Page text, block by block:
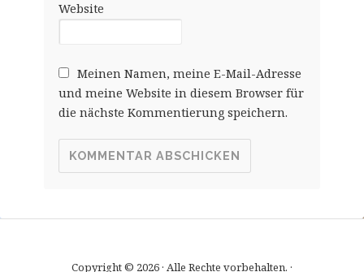
Website
Meinen Namen, meine E-Mail-Adresse
und meine Website in diesem Browser für
die nächste Kommentierung speichern.
Copyright © 2026 · Alle Rechte vorbehalten. ·